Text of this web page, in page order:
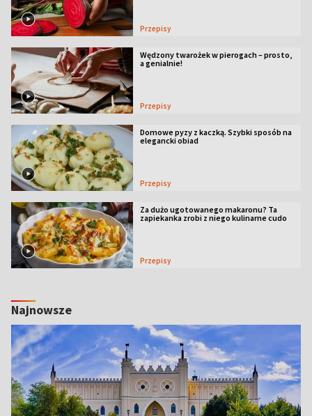
Przepisy
Wędzony twarożek w pierogach – prosto,
a genialnie!
Przepisy
Domowe pyzy z kaczką. Szybki sposób na
elegancki obiad
Przepisy
Za dużo ugotowanego makaronu? Ta
zapiekanka zrobi z niego kulinarne cudo
Przepisy
Najnowsze